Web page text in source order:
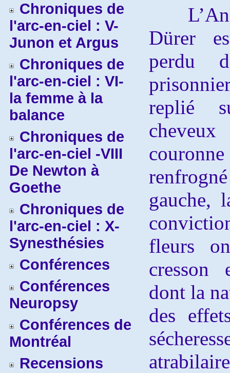
Chroniques de
l'arc-en-ciel : V-
Junon et Argus
Chroniques de
l'arc-en-ciel : VI-
la femme à la
balance
Chroniques de
l'arc-en-ciel -VIII
De Newton à
Goethe
Chroniques de
l'arc-en-ciel : X-
Synesthésies
Conférences
Conférences
Neuropsy
Conférences de
Montréal
Recensions
Dürer
perdu
replié
gauche,
fleurs
cresson
dont la
des